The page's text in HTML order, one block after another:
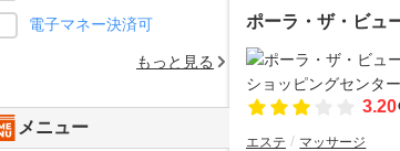
ポーラ・ザ・ビュ
3.20
エステ マッサージ
電子マネー決済可
もっと見る
メニュー